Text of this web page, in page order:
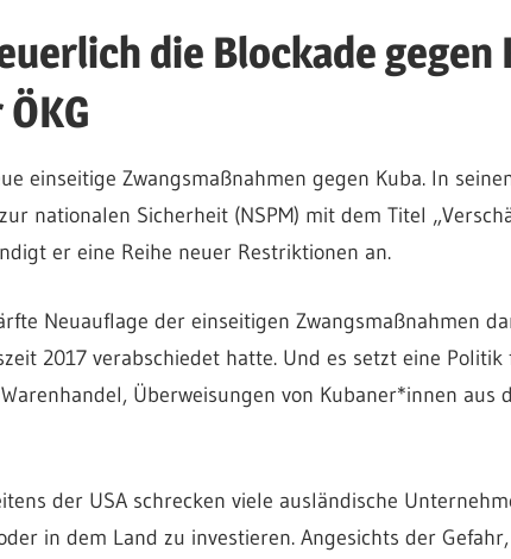
die Blockade gegen
einseitige Zwangsmaßnahmen gegen Kuba. In
nationalen Sicherheit (NSPM) mit dem Titel
er eine Reihe neuer Restriktionen an.
Neuauflage der einseitigen Zwangsmaßnahmen
2017 verabschiedet hatte. Und es setzt eine Politik
Überweisungen von Kubaner*innen aus
der USA schrecken viele ausländische
in dem Land zu investieren. Angesichts der